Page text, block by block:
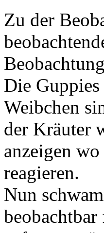
Zu der
Die
Weibchen
der Kräuter
anzeigen
reagieren.
Nun